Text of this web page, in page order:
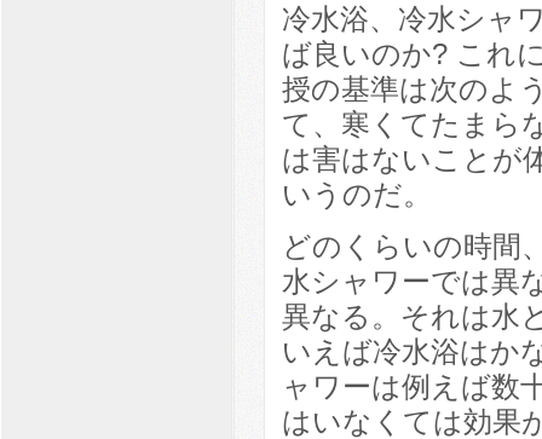
冷水浴、冷水シャ
ば良いのか? これ
授の基準は次のよ
て、寒くてたまら
は害はないことが
いうのだ。
どのくらいの時間
水シャワーでは異
異なる。それは水
いえば冷水浴はか
ャワーは例えば数
はいなくては効果